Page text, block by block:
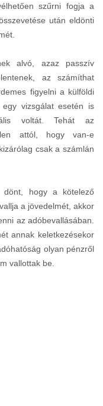
szűrni fogja a
után eldönti
alvó, azaz passzív
az számíthat
figyelni a külföldi
egy vizsgálat esetén is
voltát. Tehát az
attól, hogy van-e
csak a számlán
dönt, hogy a kötelező
a jövedelmét, akkor
az adóbevallásában.
annak keletkezésekor
olyan pénzről
vallottak be.